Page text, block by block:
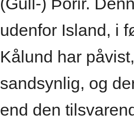
udenfor Island, i
Kålund har
sandsynlig, og
end den